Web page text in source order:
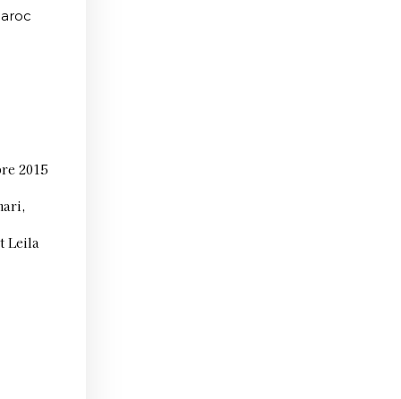
2015
Leila